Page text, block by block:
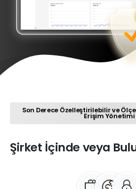
Son Derece Özelleştirilebilir ve
Erişim Yönetimi
Şirket İçindeveya